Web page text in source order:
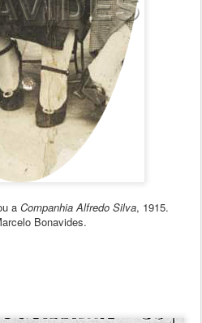
a Companhia Alfredo Silva, 1915.
Bonavides.